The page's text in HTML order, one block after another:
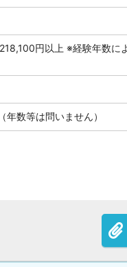
円以上 ※経験年数
数等は問いません）